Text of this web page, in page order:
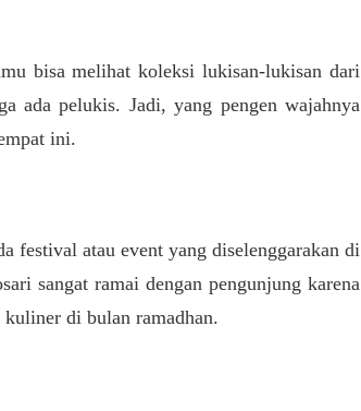
bisa melihat koleksi lukisan-lukisan dari
ada pelukis. Jadi, yang pengen wajahnya
ini.
festival atau event yang diselenggarakan di
sangat ramai dengan pengunjung karena
di bulan ramadhan.